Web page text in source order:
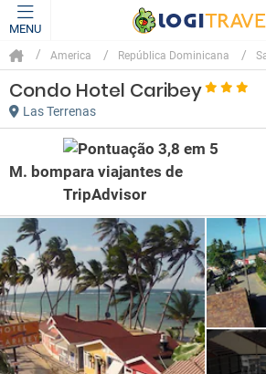
MENU
America República Dominicana
Condo Hotel Caribey
Las Terrenas
M. bom